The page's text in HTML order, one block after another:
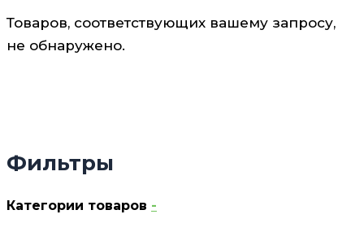
Фильтры
Категории товаров -
Товаров, соответствующих вашему запросу,
не обнаружено.